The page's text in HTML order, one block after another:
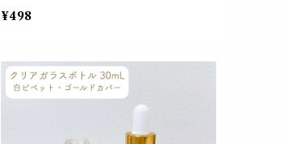
底肉厚 ガラス製 詰替 容器 遮光 アロマ
精油 エッセンシャルオイル 香水 パフュー
レゼント ギフト ハンドメイド 手作りおしゃ
れ かわいい
¥498